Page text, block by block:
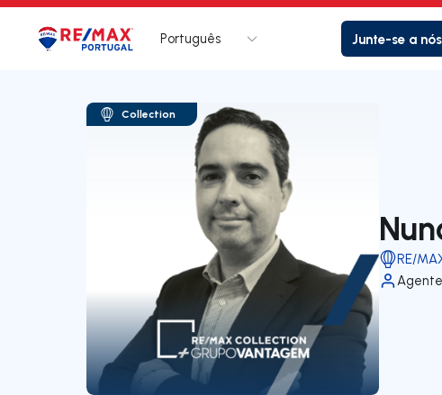
Logo Ir para página inicial
Português Junte-se a nós
Collection
RE/